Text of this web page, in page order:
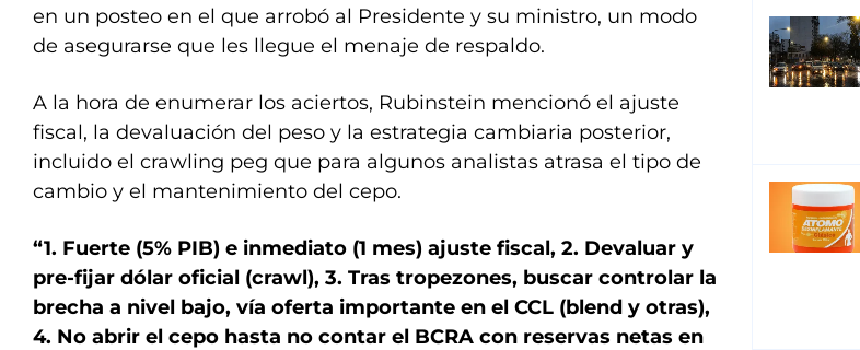
en un posteo en el que arrobó al Presidente y su ministro, un modo
de asegurarse que les llegue el menaje de respaldo.
A la hora de enumerar los aciertos, Rubinstein mencionó el ajuste
fiscal, la devaluación del peso y la estrategia cambiaria posterior,
incluido el crawling peg que para algunos analistas atrasa el tipo de
cambio y el mantenimiento del cepo.
“1. Fuerte (5% PIB) e inmediato (1 mes) ajuste fiscal, 2. Devaluar y
pre-fijar dólar oficial (crawl), 3. Tras tropezones, buscar controlar la
brecha a nivel bajo, vía oferta importante en el CCL (blend y otras),
4. No abrir el cepo hasta no contar el BCRA con reservas netas en